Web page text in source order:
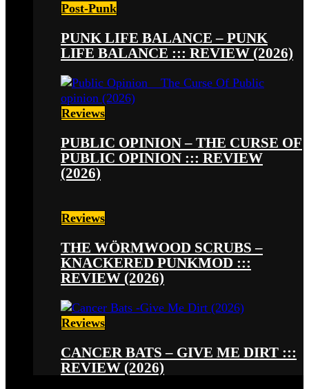
Post-Punk
PUNK LIFE BALANCE – PUNK
LIFE BALANCE ::: REVIEW (2026)
Reviews
PUBLIC OPINION – THE CURSE OF
PUBLIC OPINION ::: REVIEW
(2026)
Reviews
THE WÖRMWOOD SCRUBS –
KNACKERED PUNKMOD :::
REVIEW (2026)
Reviews
CANCER BATS – GIVE ME DIRT :::
REVIEW (2026)